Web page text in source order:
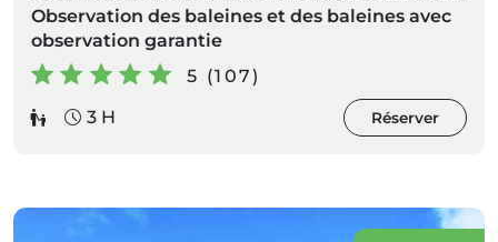
Observation des baleines et des baleines avec
observation garantie
5 (107)
3 H
Réserver